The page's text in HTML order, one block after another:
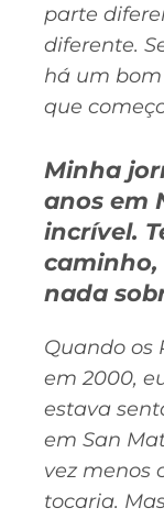
parte
diferente.
há um
que
Minha
anos em
incrível.
caminho,
nada
Quando os
em 2000,
estava
em San
vez menos
tocaria.